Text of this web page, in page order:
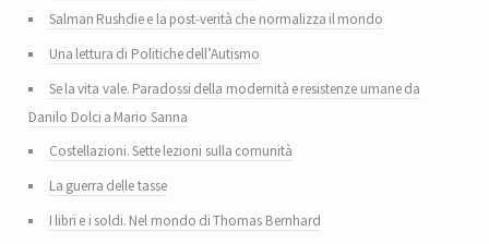
Salman Rushdie e la post-verità che normalizza il mondo
Una lettura di Politiche dell’Autismo
Se la vita vale. Paradossi della modernità e resistenze umane da
Danilo Dolci a Mario Sanna
Costellazioni. Sette lezioni sulla comunità
La guerra delle tasse
I libri e i soldi. Nel mondo di Thomas Bernhard